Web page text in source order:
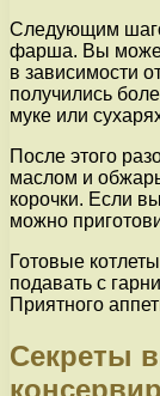
Следующим
фарша. Вы
в зависимости
получились
муке или
После этого
маслом и
корочки. Если
можно
Готовые
подавать с
Приятного
Секреты